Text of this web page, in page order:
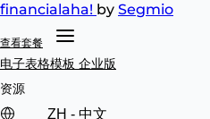
financialaha! by Segmio
查看套餐
电子表格模板 企业版
资源